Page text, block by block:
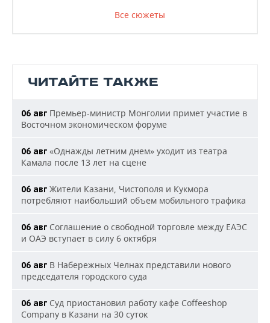
Все сюжеты
ЧИТАЙТЕ ТАКЖЕ
06 авг Премьер-министр Монголии примет участие в
Восточном экономическом форуме
06 авг «Однажды летним днем» уходит из театра
Камала после 13 лет на сцене
06 авг Жители Казани, Чистополя и Кукмора
потребляют наибольший объем мобильного трафика
06 авг Соглашение о свободной торговле между ЕАЭС
и ОАЭ вступает в силу 6 октября
06 авг В Набережных Челнах представили нового
председателя городского суда
06 авг Суд приостановил работу кафе Coffeeshop
Company в Казани на 30 суток